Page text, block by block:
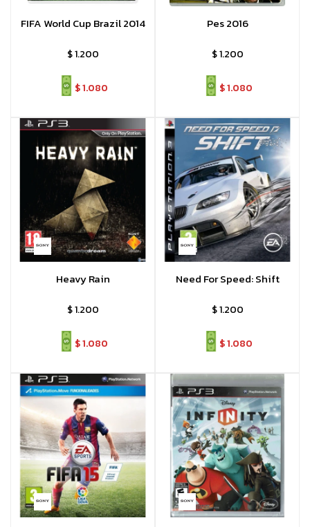
FIFA World Cup Brazil 2014
$1.200
$1.080
Pes 2016
$1.200
$1.080
Heavy Rain
$1.200
$1.080
Need For Speed: Shift
$1.200
$1.080